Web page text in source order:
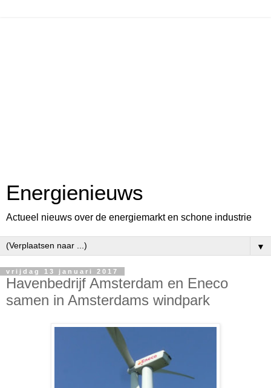
Energienieuws
Actueel nieuws over de energiemarkt en schone industrie
▼
vrijdag 13 januari 2017
Havenbedrijf Amsterdam en Eneco
samen in Amsterdams windpark